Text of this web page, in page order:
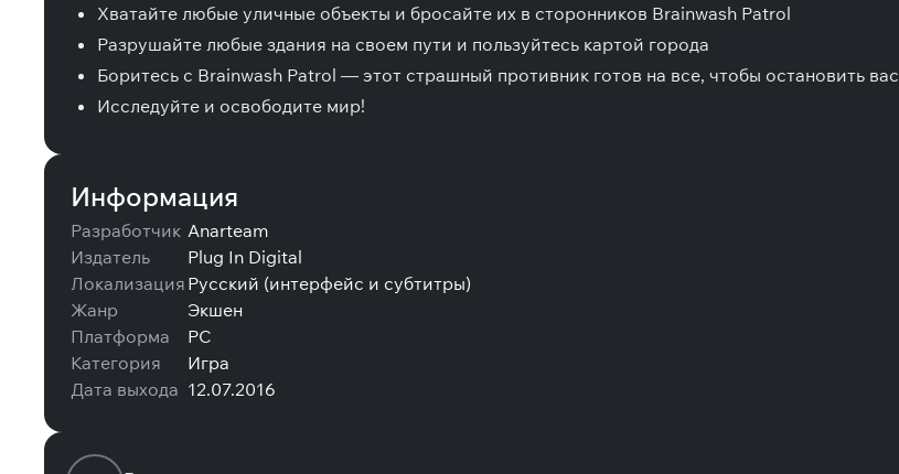
Хватайте любые уличные объекты и бросайте их в сторонников Brainwash Patrol
Разрушайте любые здания на своем пути и пользуйтесь картой города
Боритесь с Brainwash Patrol — этот страшный противник готов на все, чтобы остановить вас
Исследуйте и освободите мир!
Информация
Разработчик Anarteam
Издатель
Plug In Digital
Локализация Русский (интерфейс и субтитры)
Жанр
Экшен
Платформа
PC
Категория
Игра
Дата выхода 12.07.2016